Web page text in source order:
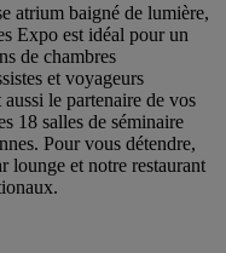
atrium baigné de lumière,
Expo est idéal pour un
de chambres
et voyageurs
le partenaire de vos
18 salles de séminaire
Pour vous détendre,
lounge et notre restaurant